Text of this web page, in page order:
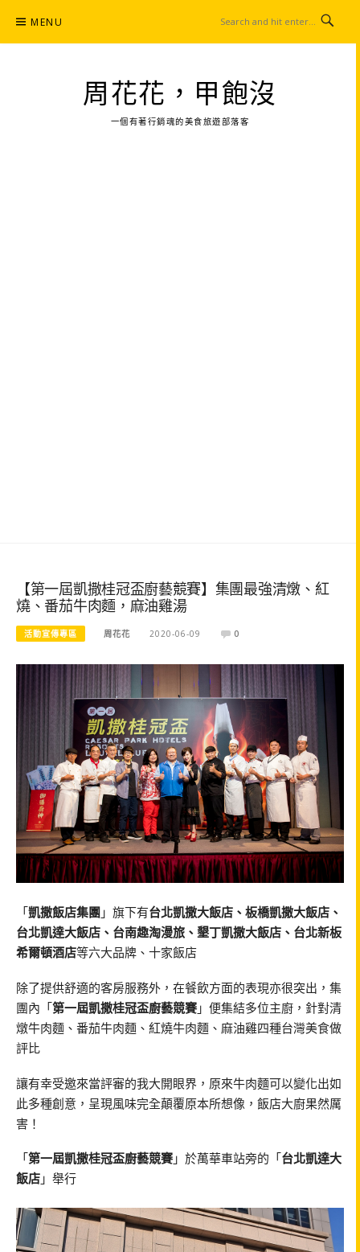
content
MENU
周花花，甲飽沒
一個有著行銷魂的美食旅遊部落客
【第一屆凱撒桂冠盃廚藝競賽】集團最強清燉、紅
燒、番茄牛肉麵，麻油雞湯
活動宣傳專區 周花花 2020-06-09 0
「凱撒飯店集團 」旗下有台北凱撒大飯店、板橋凱撒大飯店、
台北凱達大飯店、台南趣淘漫旅、墾丁凱撒大飯店、台北新板
希爾頓酒店等六大品牌、十家飯店
除了提供舒適的客房服務外，在餐飲方面的表現亦很突出，集
團內「第一屆凱撒桂冠盃廚藝競賽」便集結多位主廚，針對清
燉牛肉麵、番茄牛肉麵、紅燒牛肉麵、麻油雞四種台灣美食做
評比
讓有幸受邀來當評審的我大開眼界，原來牛肉麵可以變化出如
此多種創意，呈現風味完全顛覆原本所想像，飯店大廚果然厲
害！
「第一屆凱撒桂冠盃廚藝競賽」於萬華車站旁的「台北凱達大
飯店 」舉行